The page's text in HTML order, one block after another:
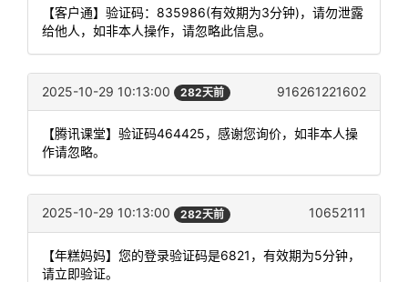
【客户通】验证码：835986(有效期为3分钟)，请勿泄露
给他人，如非本人操作，请忽略此信息。
2025-10-29 10:13:00 282天前 916261221602
【腾讯课堂】验证码464425，感谢您询价，如非本人操
作请忽略。
2025-10-29 10:13:00 282天前 10652111
【年糕妈妈】您的登录验证码是6821，有效期为5分钟，
请立即验证。